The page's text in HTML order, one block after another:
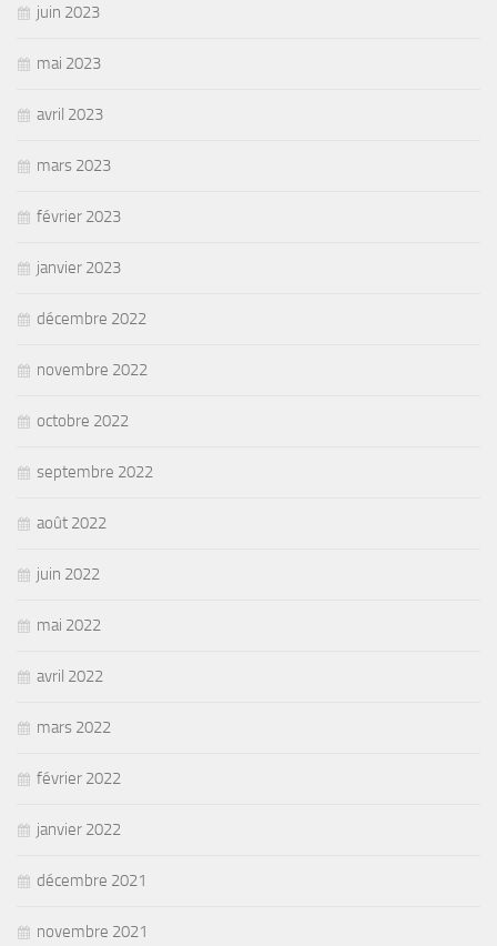
juin 2023
mai 2023
avril 2023
mars 2023
février 2023
janvier 2023
décembre 2022
novembre 2022
octobre 2022
septembre 2022
août 2022
juin 2022
mai 2022
avril 2022
mars 2022
février 2022
janvier 2022
décembre 2021
novembre 2021